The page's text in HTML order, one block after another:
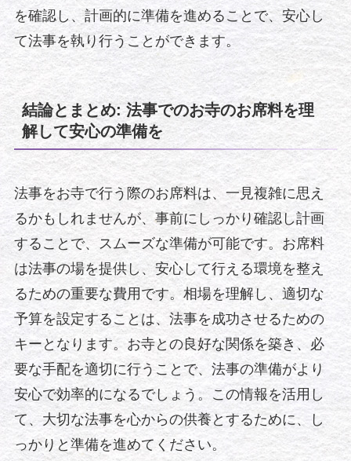
を確認し、計画的に準備を進めることで、安心し
て法事を執り行うことができます。
結論とまとめ: 法事でのお寺のお席料を理
解して安心の準備を
法事をお寺で行う際のお席料は、一見複雑に思え
るかもしれませんが、事前にしっかり確認し計画
することで、スムーズな準備が可能です。お席料
は法事の場を提供し、安心して行える環境を整え
るための重要な費用です。相場を理解し、適切な
予算を設定することは、法事を成功させるための
キーとなります。お寺との良好な関係を築き、必
要な手配を適切に行うことで、法事の準備がより
安心で効率的になるでしょう。この情報を活用し
て、大切な法事を心からの供養とするために、し
っかりと準備を進めてください。